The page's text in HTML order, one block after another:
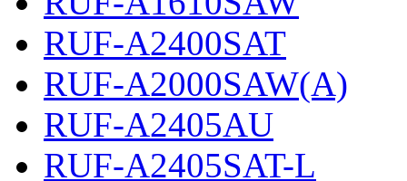
RUF-A2400SAT
RUF-A2000SAW(A)
RUF-A2405AU
RUF-A2405SAT-L